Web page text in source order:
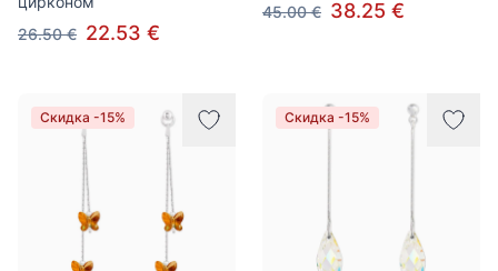
26.50 € 22.53 €
45.00 € 38.25 €
Скидка -15% Скидка -15%